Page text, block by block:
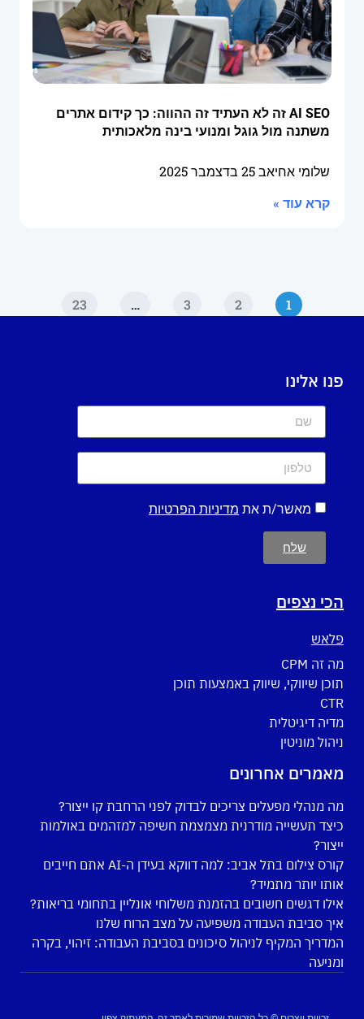
AI SEO זה לא העתיד זה ההווה: כך קידום אתרים
משתנה מול גוגל ומנועי בינה מלאכותית
שלומי אחיאב25 בדצמבר 2025
קרא עוד »
1
2
3
…
23
פנו אלינו
מאשר/ת את מדיניות הפרטיות
שלח
הכי נצפים
פלאש
מה זה CPM
תוכן שיווקי, שיווק באמצעות תוכן
CTR
מדיה דיגיטלית
ניהול מוניטין
מאמרים אחרונים
מה מנהלי מפעלים צריכים לבדוק לפני הרחבת קו ייצור?
כיצד תעשייה מודרנית מצמצמת חשיפה למזהמים באולמות
ייצור?
קורס צילום בתל אביב: למה דווקא בעידן ה-AI אתם חייבים
אותו יותר מתמיד?
אילו דגשים חשובים בהזמנת משלוחי אונליין בתחומי בריאות?
איך סביבת העבודה משפיעה על מצב הרוח שלנו
המדריך המקיף לניהול סיכונים בסביבת העבודה: זיהוי, בקרה
ומניעה